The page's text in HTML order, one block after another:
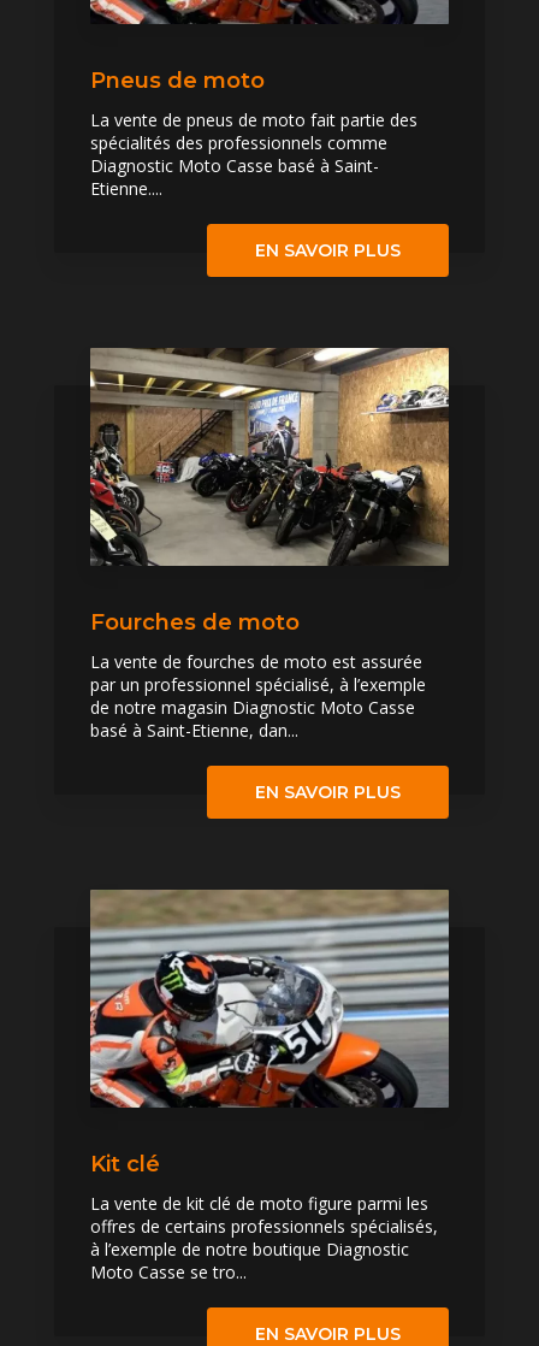
Pneus de moto
La vente de pneus de moto fait partie des
spécialités des professionnels comme
Diagnostic Moto Casse basé à Saint-
Etienne....
EN SAVOIR PLUS
Fourches de moto
La vente de fourches de moto est assurée
par un professionnel spécialisé, à l’exemple
de notre magasin Diagnostic Moto Casse
basé à Saint-Etienne, dan...
EN SAVOIR PLUS
Kit clé
La vente de kit clé de moto figure parmi les
offres de certains professionnels spécialisés,
à l’exemple de notre boutique Diagnostic
Moto Casse se tro...
EN SAVOIR PLUS